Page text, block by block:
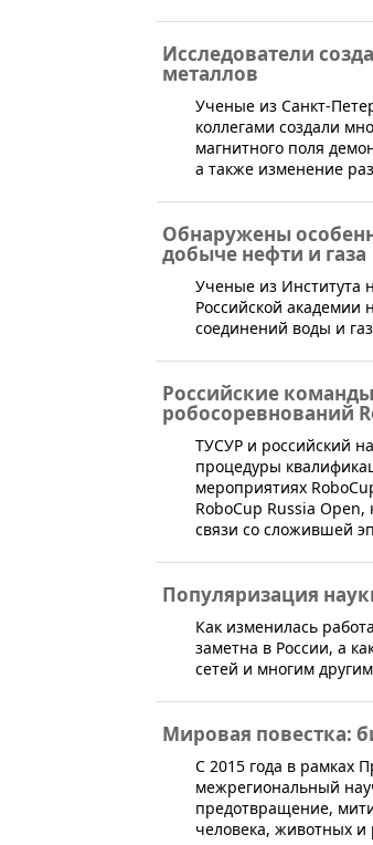
Исследователи
металлов
​Ученые из Санкт-
коллегами создали
магнитного поля
а также изменение
Обнаружены
добыче нефти и газа
​​Ученые из Института
Российской академии
соединений воды и
Российские
робосоревнований
​ТУСУР и российский
процедуры
мероприятиях
RoboCup Russia
связи со сложившей
Популяризация
​Как изменилась
заметна в России, а
сетей и многим
Мировая повестка:
​С 2015 года в рамках
межрегиональный
предотвращение,
человека, животных и